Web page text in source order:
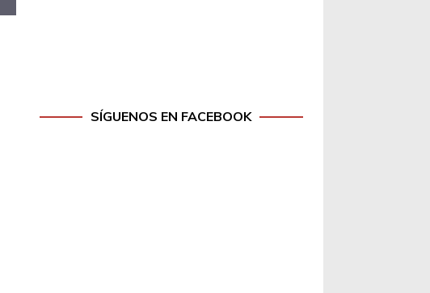
SÍGUENOS EN FACEBOOK